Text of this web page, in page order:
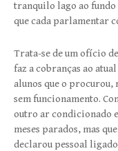
tranquilo lago ao
que cada parlamentar
Trata-se de um ofício
faz a cobranças ao
alunos que o procurou,
sem funcionamento.
outro ar condicionado
meses parados, mas
declarou pessoal